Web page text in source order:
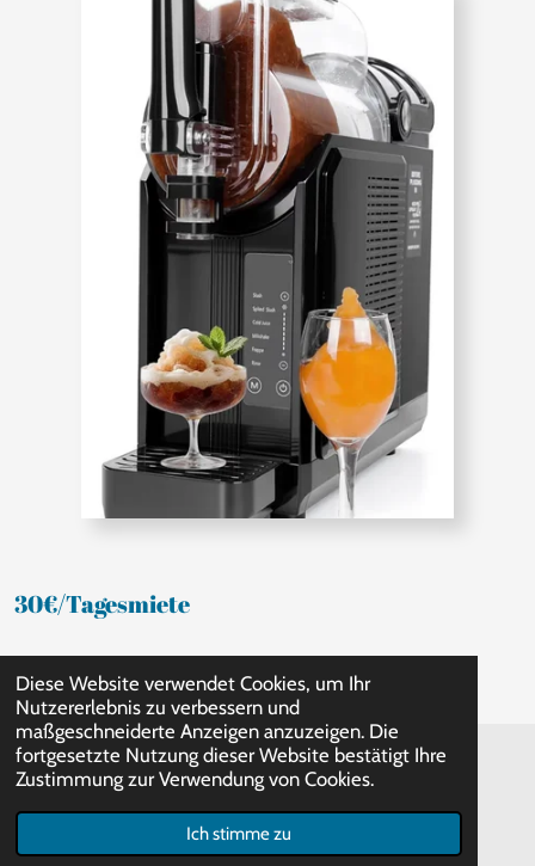
Diese Website verwendet Cookies, um Ihr
Nutzererlebnis zu verbessern und
maßgeschneiderte Anzeigen anzuzeigen. Die
fortgesetzte Nutzung dieser Website bestätigt Ihre
Zustimmung zur Verwendung von Cookies.
Ich stimme zu
30€/Tagesmiete
© 2023 - 2026 huepfburgen-bruemmer.com
Mit Unterstützung vonWebador